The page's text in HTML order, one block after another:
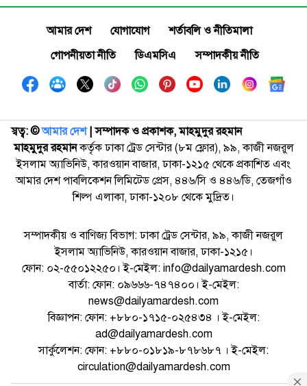
আমার দেশ যোগাযোগ
শর্তাবলি ও নীতিমালা
গোপনীয়তা নীতি
ডিএমসিএ সম্পাদকীয় নীতি
স্বত্ব: ©️আমার দেশ| সম্পাদক ও প্রকাশক, মাহমুদুর রহমান
মাহমুদুর রহমানকর্তৃক ঢাকা ট্রেড সেন্টার (৮ম ফ্লোর), ৯৯, কাজী নজরুল
ইসলাম অ্যাভিনিউ, কারওয়ান বাজার, ঢাকা-১২১৫ থেকে প্রকাশিত এবং
আমার দেশ পাবলিকেশন লিমিটেড প্রেস, ৪৪৬/সি ও ৪৪৬/ডি, তেজগাঁও
শিল্প এলাকা, ঢাকা-১২০৮ থেকে মুদ্রিত।
সম্পাদকীয় ও বাণিজ্য বিভাগ: ঢাকা ট্রেড সেন্টার, ৯৯, কাজী নজরুল
ইসলাম অ্যাভিনিউ, কারওয়ান বাজার, ঢাকা-১২১৫।
ফোন: ০২-৫৫০১২২৫০। ই-মেইল: info@dailyamardesh.com
বার্তা: ফোন: ০৯৬৬৬-৭৪৭৪০০। ই-মেইল:
news@dailyamardesh.com
বিজ্ঞাপন: ফোন: +৮৮০-১৭১৫-০২৫৪৩৪ । ই-মেইল:
ad@dailyamardesh.com
সার্কুলেশন: ফোন: +৮৮০-০১৮১৯-৮৭৮৬৮৭ । ই-মেইল:
circulation@dailyamardesh.com